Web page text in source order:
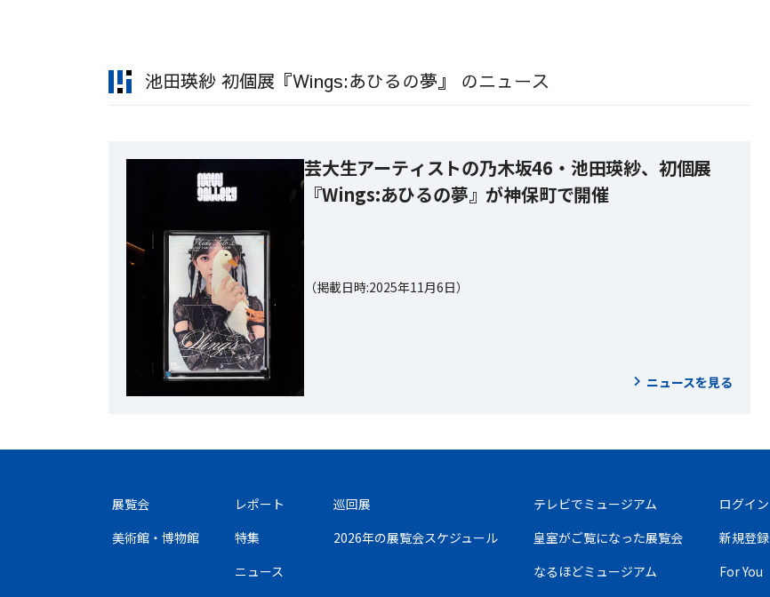
池田瑛紗 初個展『Wings:あひるの夢』 のニュース
芸大生アーティストの乃木坂46・池田瑛紗、初個展
『Wings:あひるの夢』が神保町で開催
（掲載日時:2025年11月6日）
ニュースを見る
展覧会
美術館・博物館
レポート
特集
ニュース
巡回展
2026年の展覧会スケジュール
テレビでミュージアム
皇室がご覧になった展覧会
なるほどミュージアム
ログイン
新規登録
For You